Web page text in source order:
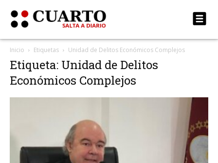
Inicio Etiquetas Unidad de Delitos Económicos Complejos
Etiqueta: Unidad de Delitos
Económicos Complejos